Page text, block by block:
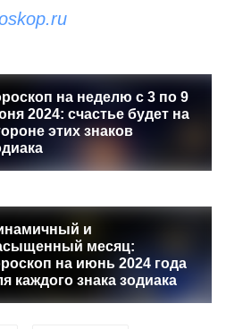
на неделю с 3 по 9
2024: счастье будет на
этих знаков
и
месяц:
на июнь 2024 года
каждого знака зодиака